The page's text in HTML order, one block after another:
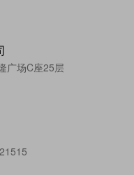
广场C座25层